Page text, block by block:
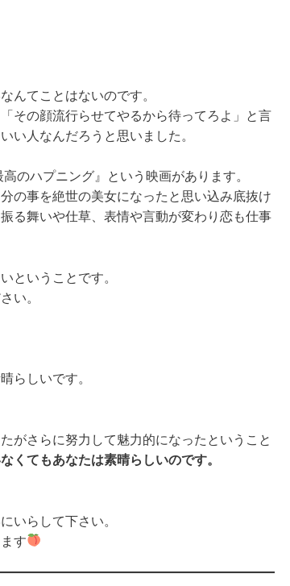
んてことはないのです。
その顔流行らせてやるから待ってろよ」と言
い人なんだろうと思いました。
のハプニング』という映画があります。
の事を絶世の美女になったと思い込み底抜け
る舞いや仕草、表情や言動が変わり恋も仕事
ということです。
い。
らしいです。
がさらに努力して魅力的になったということ
くてもあなたは素晴らしいのです。
いらして下さい。
す